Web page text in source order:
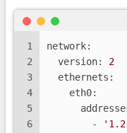
1
2
3
4
5
6
network:
version:
2
ethernets:
eth0:
-